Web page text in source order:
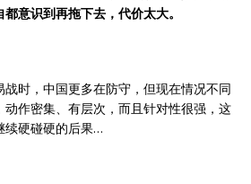
意识到再拖下去，代价太大。
时，中国更多在防守，但现在情况不同
作密集、有层次，而且针对性很强，这
续硬碰硬的后果…